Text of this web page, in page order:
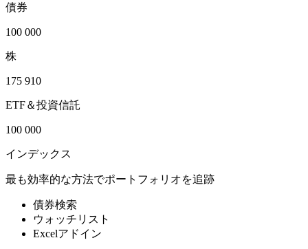
債券
100 000
株
175 910
ETF＆投資信託
100 000
インデックス
最も効率的な方法でポートフォリオを追跡
債券検索
ウォッチリスト
Excelアドイン